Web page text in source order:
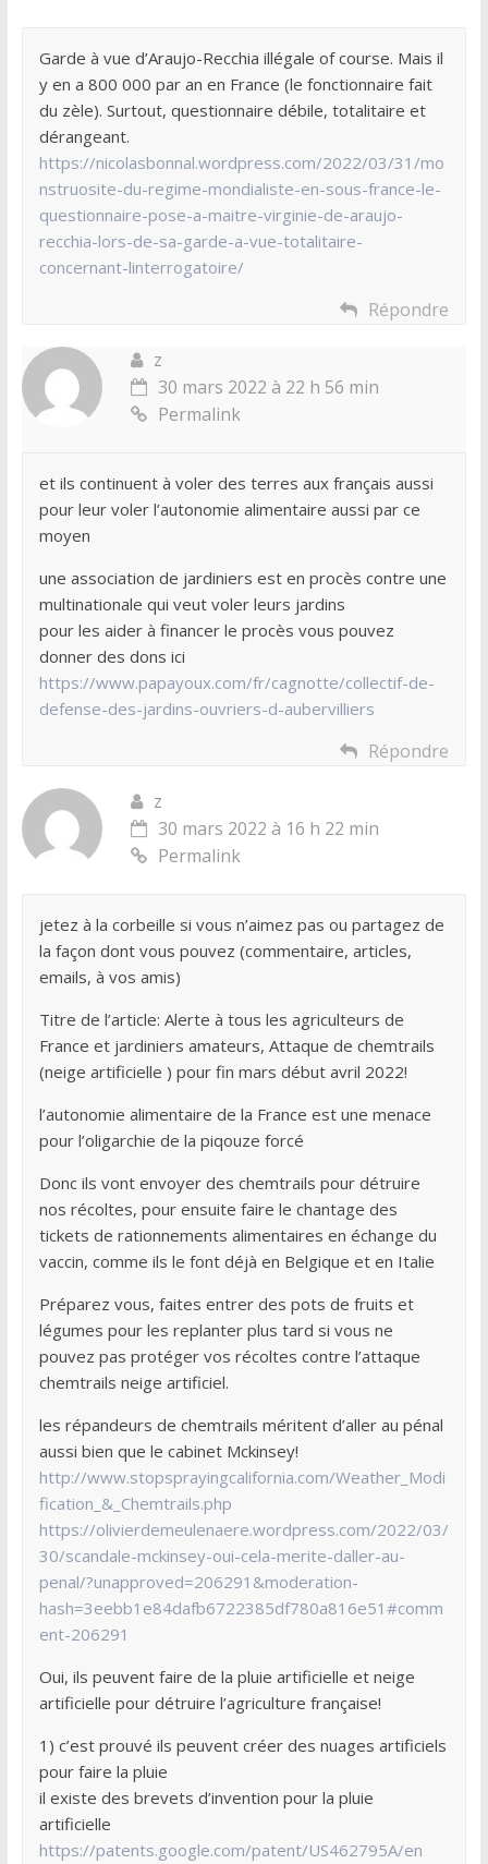
Garde à vue d’Araujo-Recchia illégale of course. Mais il
y en a 800 000 par an en France (le fonctionnaire fait
du zèle). Surtout, questionnaire débile, totalitaire et
dérangeant.
https://nicolasbonnal.wordpress.com/2022/03/31/mo
nstruosite-du-regime-mondialiste-en-sous-france-le-
questionnaire-pose-a-maitre-virginie-de-araujo-
recchia-lors-de-sa-garde-a-vue-totalitaire-
concernant-linterrogatoire/
Répondre
z
30 mars 2022 à 22 h 56 min
Permalink
et ils continuent à voler des terres aux français aussi
pour leur voler l’autonomie alimentaire aussi par ce
moyen
une association de jardiniers est en procès contre une
multinationale qui veut voler leurs jardins
pour les aider à financer le procès vous pouvez
donner des dons ici
https://www.papayoux.com/fr/cagnotte/collectif-de-
defense-des-jardins-ouvriers-d-aubervilliers
Répondre
z
30 mars 2022 à 16 h 22 min
Permalink
jetez à la corbeille si vous n’aimez pas ou partagez de
la façon dont vous pouvez (commentaire, articles,
emails, à vos amis)
Titre de l’article: Alerte à tous les agriculteurs de
France et jardiniers amateurs, Attaque de chemtrails
(neige artificielle ) pour fin mars début avril 2022!
l’autonomie alimentaire de la France est une menace
pour l’oligarchie de la piqouze forcé
Donc ils vont envoyer des chemtrails pour détruire
nos récoltes, pour ensuite faire le chantage des
tickets de rationnements alimentaires en échange du
vaccin, comme ils le font déjà en Belgique et en Italie
Préparez vous, faites entrer des pots de fruits et
légumes pour les replanter plus tard si vous ne
pouvez pas protéger vos récoltes contre l’attaque
chemtrails neige artificiel.
les répandeurs de chemtrails méritent d’aller au pénal
aussi bien que le cabinet Mckinsey!
http://www.stopsprayingcalifornia.com/Weather_Modi
fication_&_Chemtrails.php
https://olivierdemeulenaere.wordpress.com/2022/03/
30/scandale-mckinsey-oui-cela-merite-daller-au-
penal/?unapproved=206291&moderation-
hash=3eebb1e84dafb6722385df780a816e51#comm
ent-206291
Oui, ils peuvent faire de la pluie artificielle et neige
artificielle pour détruire l’agriculture française!
1) c’est prouvé ils peuvent créer des nuages artificiels
pour faire la pluie
il existe des brevets d’invention pour la pluie
artificielle
https://patents.google.com/patent/US462795A/en